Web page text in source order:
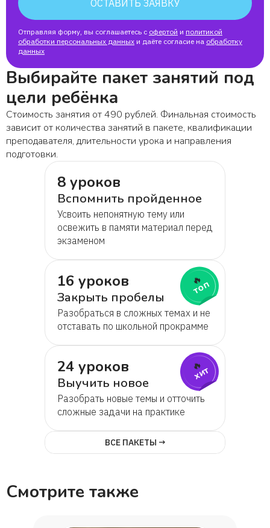
ОСТАВИТЬ ЗАЯВКУ
Отправляя форму, вы соглашаетесь с офертой и политикой
обработки персональных данных и даёте согласие на обработку
данных
Выбирайте пакет занятий под
цели ребёнка
Стоимость занятия от 490 рублей. Финальная стоимость
зависит от количества занятий в пакете, квалификации
преподавателя, длительности урока и направления
подготовки.
8 уроков
Вспомнить пройденное
Усвоить непонятную тему или
освежить в памяти материал перед
экзаменом
16 уроков
Закрыть пробелы
Разобраться в сложных темах и не
отставать по школьной прокрамме
🔥
топ
24 уроков
Выучить новое
Разобрать новые темы и отточить
сложные задачи на практике
🔥
хит
ВСЕ ПАКЕТЫ →
Смотрите также